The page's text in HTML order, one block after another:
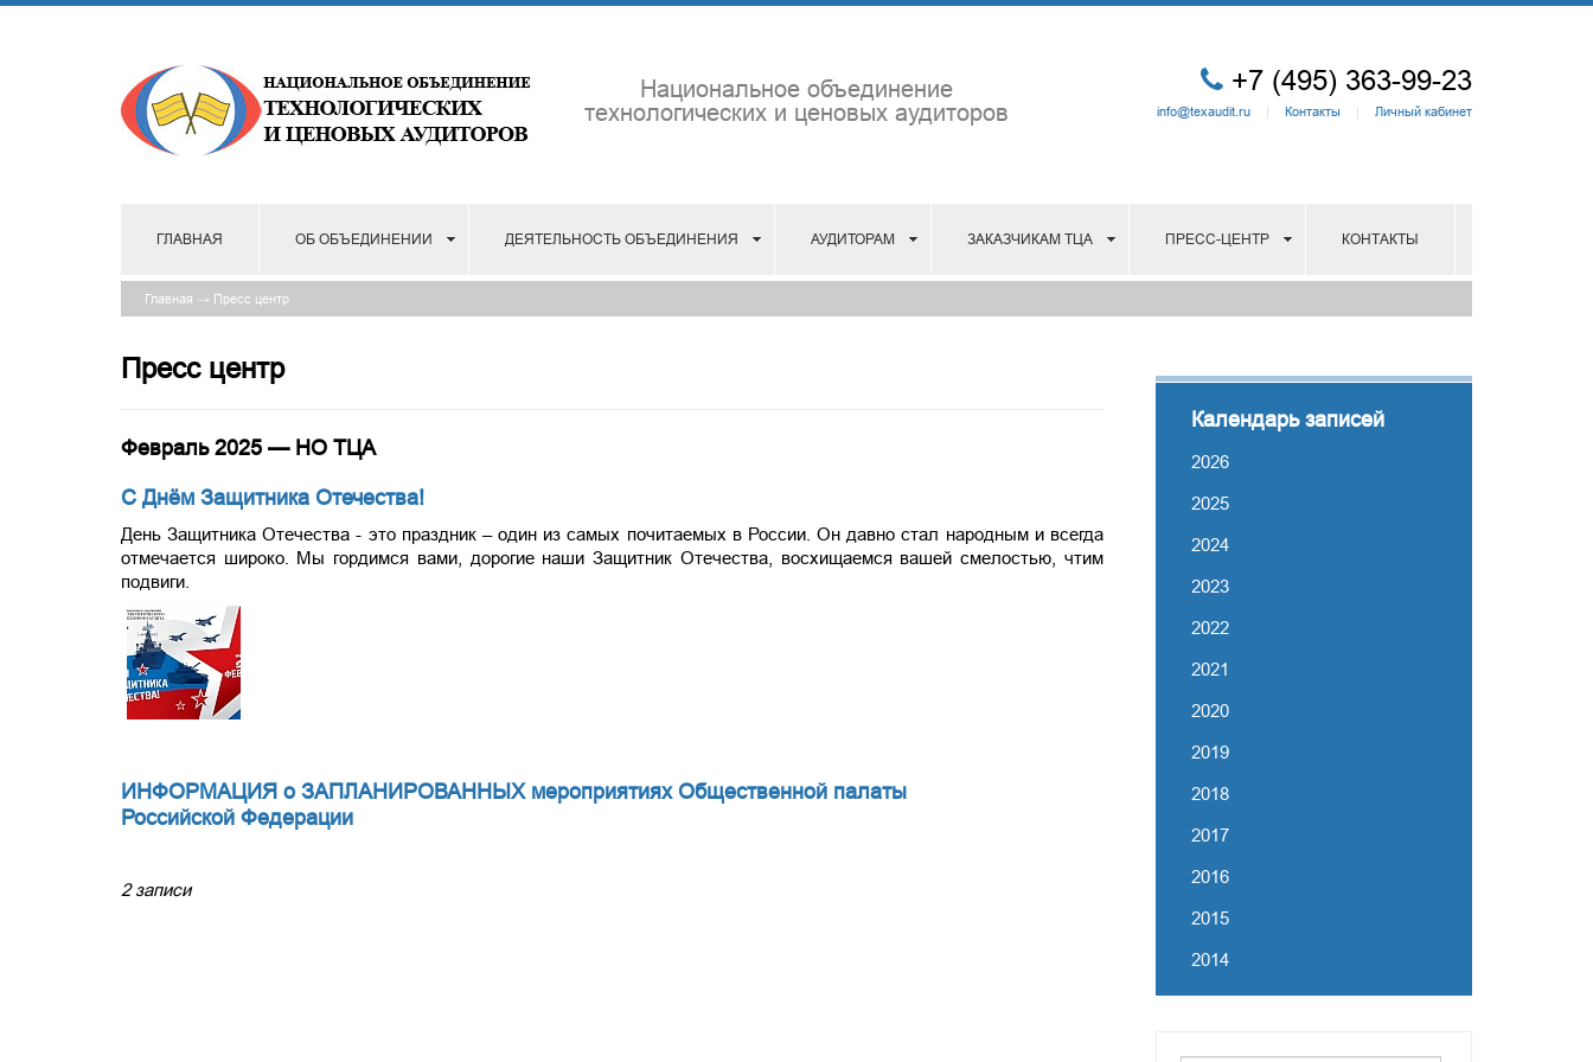
Национальное объединение
технологических и ценовых аудиторов
+7 (495) 363-99-23
info@texaudit.ru | Контакты | Личный кабинет
ГЛАВНАЯ ОБ ОБЪЕДИНЕНИИ ДЕЯТЕЛЬНОСТЬ ОБЪЕДИНЕНИЯ АУДИТОРАМ ЗАКАЗЧИКАМ ТЦА ПРЕСС-ЦЕНТР КОНТАКТЫ
Главная → Пресс центр
Пресс центр
Февраль 2025 — НО ТЦА
С Днём Защитника Отечества!
День Защитника Отечества - это праздник – один из самых почитаемых в России. Он давно стал народным и всегда
отмечается широко. Мы гордимся вами, дорогие наши Защитник Отечества, восхищаемся вашей смелостью, чтим
подвиги.
ИНФОРМАЦИЯ о ЗАПЛАНИРОВАННЫХ мероприятиях Общественной палаты
Российской Федерации
2 записи
Календарь записей
2026
2025
2024
2023
2022
2021
2020
2019
2018
2017
2016
2015
2014